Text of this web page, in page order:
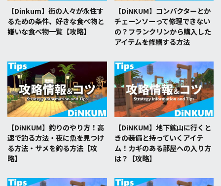
【Dinkum】街の人々が永住す
るための条件、好きな食べ物と
嫌いな食べ物一覧【攻略】
【DiNKUM】コンパクターとか
チェーンソーって修理できない
の？フランクリンから購入した
アイテムを修繕する方法
【DiNKUM】釣りのやり方！高
速で釣る方法・夜に魚を見つけ
る方法・サメを釣る方法【攻
略】
【DiNKUM】地下鉱山に行くと
きの装備と持っていくアイテ
ム！カギのある部屋への入り方
は？【攻略】